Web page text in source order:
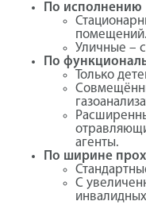
По исполнению
помещений.
Уличные –
По
Только
агенты.
По ширине
С